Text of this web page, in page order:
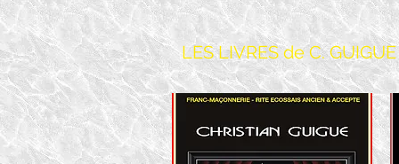
LES LIVRES de C. GUIGUE